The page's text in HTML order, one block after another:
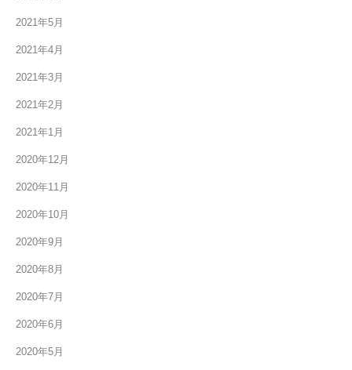
2021年5月
2021年4月
2021年3月
2021年2月
2021年1月
2020年12月
2020年11月
2020年10月
2020年9月
2020年8月
2020年7月
2020年6月
2020年5月